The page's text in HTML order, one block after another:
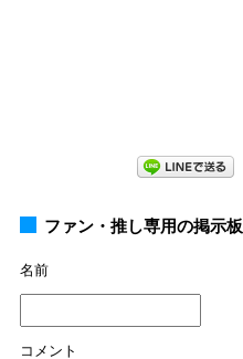
ファン・推し専用の掲示板
名前
コメント